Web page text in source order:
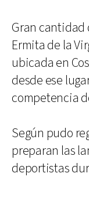
Gran cantidad
Ermita de la
ubicada en
desde ese
competencia
Según pudo
preparan las
deportistas